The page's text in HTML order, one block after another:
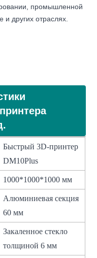
промышленной
и других отраслях.
Быстрый 3D-принтер
DM10Plus
1000*1000*1000 мм
Алюминиевая секция
60 мм
Закаленное стекло
толщиной 6 мм